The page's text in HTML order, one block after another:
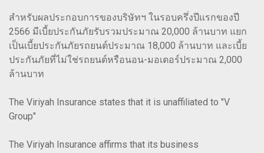
สำหรับผลประกอบการของบริษัทฯ ในรอบครึ่งปีแรกของปี
2566 มีเบี้ยประกันภัยรับรวมประมาณ 20,000 ล้านบาท แยก
เป็นเบี้ยประกันภัยรถยนต์ประมาณ 18,000 ล้านบาท และเบี้ย
ประกันภัยที่ไม่ใช่รถยนต์หรือนอน-มอเตอร์ประมาณ 2,000
ล้านบาท
The Viriyah Insurance states that it is unaffiliated to "V
Group"
The Viriyah Insurance affirms that its business